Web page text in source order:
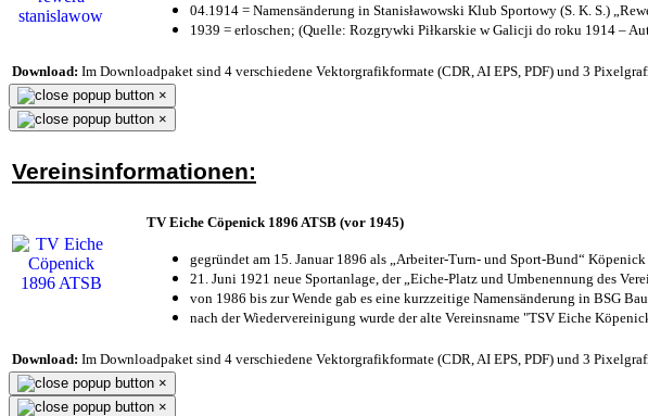
04.1914 = Namensänderung in Stanisławowski Klub Sportowy (S. K. S.)
1939 = erloschen; (Quelle: Rozgrywki Piłkarskie w Galicji do roku 1914 –
Download: Im Downloadpaket sind 4 verschiedene Vektorgrafikformate (CDR, AI EPS, PDF) und 3
×
×
Vereinsinformationen:
TV Eiche Cöpenick 1896 ATSB (vor 1945)
gegründet am 15. Januar 1896 als „Arbeiter-Turn- und Sport-Bund“ Köpenick
21. Juni 1921 neue Sportanlage, der „Eiche-Platz und Umbenennung des
von 1986 bis zur Wende gab es eine kurzzeitige Namensänderung in BSG
nach der Wiedervereinigung wurde der alte Vereinsname "TSV Eiche
Download: Im Downloadpaket sind 4 verschiedene Vektorgrafikformate (CDR, AI EPS, PDF) und 3
×
×